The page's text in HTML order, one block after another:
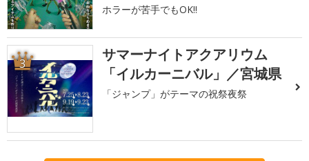
ホラーが苦手でもOK!!
3
サマーナイトアクアリウム
「イルカーニバル」／宮城県
「ジャンプ」がテーマの祝祭夜祭